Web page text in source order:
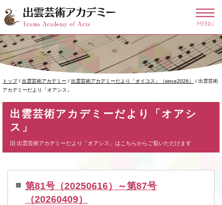
このページの本文へ
現
在
置：
トップ/ 出雲芸術アカデミー / 出雲芸術アカデミーだより「オイコス」（since2026） / 出雲芸術
アカデミーだより「オアシス」
出雲芸術アカデミーだより「オアシ
ス」
旧 出雲芸術アカデミーだより「オアシス」はこちらからご覧いただけます
第81号（20250616）～第87号
（20260409）